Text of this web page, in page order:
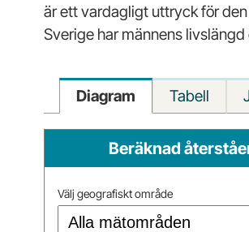
är ett vardagligt uttryck för
Sverige har männens
Diagram Tabell
Beräknad
Välj geografiskt område